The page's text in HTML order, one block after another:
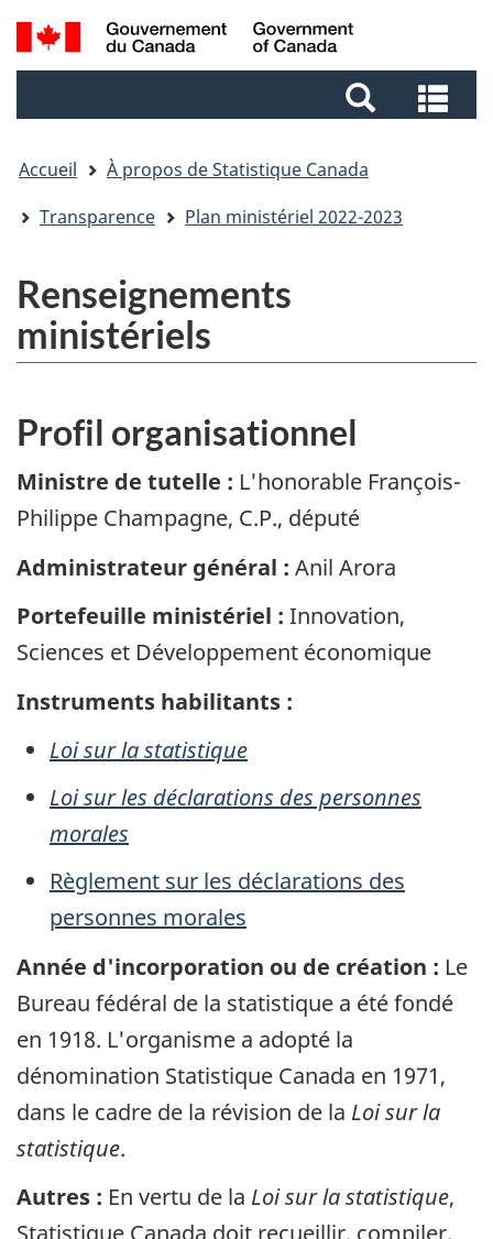
Aller
au
Aller
au
Passer
à
Recherche
et
et
Accueil
À propos de Statistique Canada
Transparence
Plan ministériel 2022-2023
Renseignements
ministériels
Profil organisationnel
Ministre de tutelle : L'honorable François-
Philippe Champagne, C.P., député
Administrateur général : Anil Arora
Portefeuille ministériel : Innovation,
Sciences et Développement économique
Instruments habilitants :
Loi sur la statistique
Loi sur les déclarations des personnes
morales
Règlement sur les déclarations des
personnes morales
Année d'incorporation ou de création : Le
Bureau fédéral de la statistique a été fondé
en 1918. L'organisme a adopté la
dénomination Statistique Canada en 1971,
dans le cadre de la révision de la Loi sur la
statistique.
Autres : En vertu de la Loi sur la statistique,